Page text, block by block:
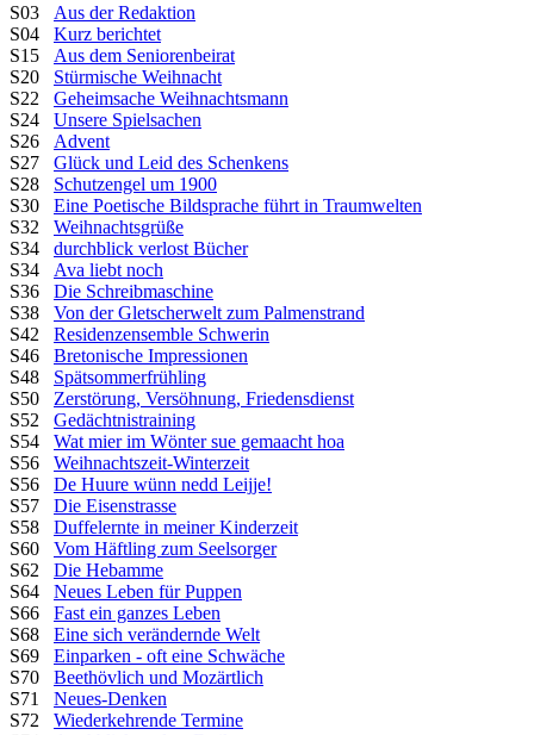
S03 Aus der Redaktion
S04 Kurz berichtet
S15 Aus dem Seniorenbeirat
S20 Stürmische Weihnacht
S22 Geheimsache Weihnachtsmann
S24 Unsere Spielsachen
S26 Advent
S27 Glück und Leid des Schenkens
S28 Schutzengel um 1900
S30 Eine Poetische Bildsprache führt in Traumwelten
S32 Weihnachtsgrüße
S34 durchblick verlost Bücher
S34 Ava liebt noch
S36 Die Schreibmaschine
S38 Von der Gletscherwelt zum Palmenstrand
S42 Residenzensemble Schwerin
S46 Bretonische Impressionen
S48 Spätsommerfrühling
S50 Zerstörung, Versöhnung, Friedensdienst
S52 Gedächtnistraining
S54 Wat mier im Wönter sue gemaacht hoa
S56 Weihnachtszeit-Winterzeit
S56 De Huure wünn nedd Leijje!
S57 Die Eisenstrasse
S58 Duffelernte in meiner Kinderzeit
S60 Vom Häftling zum Seelsorger
S62 Die Hebamme
S64 Neues Leben für Puppen
S66 Fast ein ganzes Leben
S68 Eine sich verändernde Welt
S69 Einparken - oft eine Schwäche
S70 Beethövlich und Mozärtlich
S71 Neues-Denken
S72 Wiederkehrende Termine